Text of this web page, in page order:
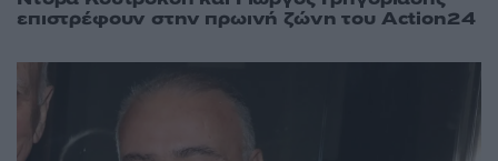
επιστρέφουν στην πρωινή ζώνη του Action24